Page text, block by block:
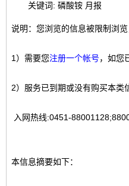
关键词: 磷酸铵 月报
说明：您浏览的信息被限制浏
1）需要您注册一个帐号，如您
2）服务已到期或没有购买本类
入网热线:0451-
本信息摘要如下：